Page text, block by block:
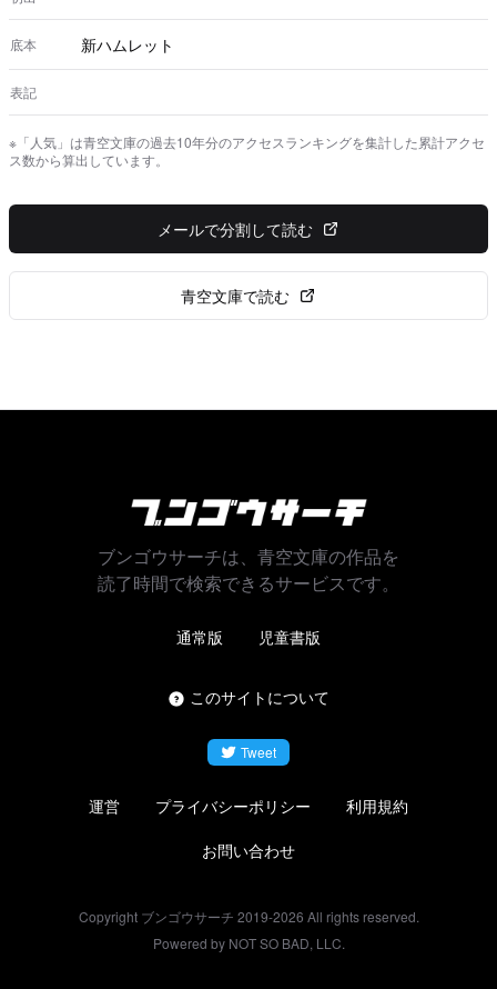
底本 新ハムレット
表記
※「人気」は青空文庫の過去10年分のアクセスランキングを集計した累計アクセ
ス数から算出しています。
メールで分割して読む
青空文庫で読む
ブンゴウサーチは、青空文庫の作品を
読了時間で検索できるサービスです。
通常版 児童書版
このサイトについて
Tweet
運営 プライバシーポリシー
利用規約
お問い合わせ
Copyright ブンゴウサーチ 2019-2026 All rights reserved.
Powered by NOT SO BAD, LLC.